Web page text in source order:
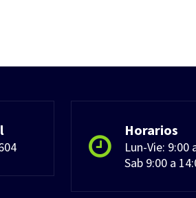
Horarios
Lun-Vie: 9:00
Sab 9:00 a